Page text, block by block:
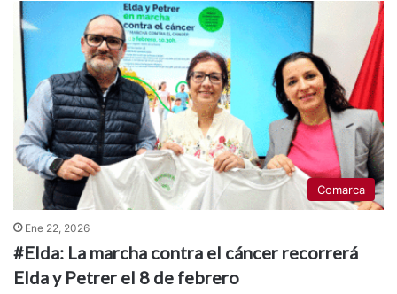
Comarca
Ene 22, 2026
#Elda: La marcha contra el cáncer recorrerá
Elda y Petrer el 8 de febrero